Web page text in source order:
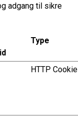
adgang til sikre
Type
HTTP Cookie